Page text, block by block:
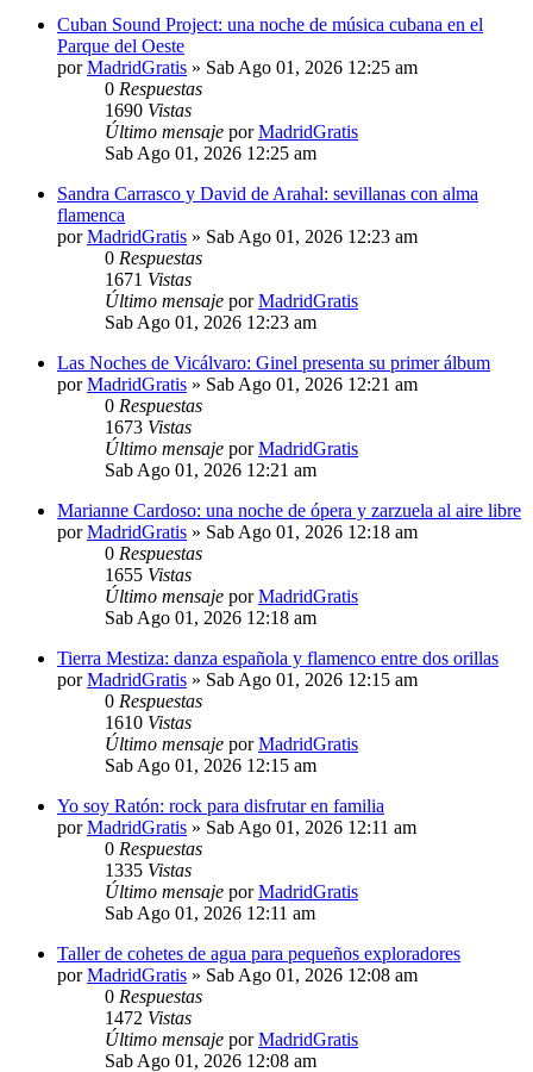
Cuban Sound Project: una noche de música cubana en el
Parque del Oeste
porMadridGratis » Sab Ago 01, 2026 12:25 am
0 Respuestas
1690 Vistas
Último mensaje porMadridGratis
Sab Ago 01, 2026 12:25 am
Sandra Carrasco y David de Arahal: sevillanas con alma
flamenca
porMadridGratis » Sab Ago 01, 2026 12:23 am
0 Respuestas
1671 Vistas
Último mensaje porMadridGratis
Sab Ago 01, 2026 12:23 am
Las Noches de Vicálvaro: Ginel presenta su primer álbum
porMadridGratis » Sab Ago 01, 2026 12:21 am
0 Respuestas
1673 Vistas
Último mensaje porMadridGratis
Sab Ago 01, 2026 12:21 am
Marianne Cardoso: una noche de ópera y zarzuela al aire libre
porMadridGratis » Sab Ago 01, 2026 12:18 am
0 Respuestas
1655 Vistas
Último mensaje porMadridGratis
Sab Ago 01, 2026 12:18 am
Tierra Mestiza: danza española y flamenco entre dos orillas
porMadridGratis » Sab Ago 01, 2026 12:15 am
0 Respuestas
1610 Vistas
Último mensaje porMadridGratis
Sab Ago 01, 2026 12:15 am
Yo soy Ratón: rock para disfrutar en familia
porMadridGratis » Sab Ago 01, 2026 12:11 am
0 Respuestas
1335 Vistas
Último mensaje porMadridGratis
Sab Ago 01, 2026 12:11 am
Taller de cohetes de agua para pequeños exploradores
porMadridGratis » Sab Ago 01, 2026 12:08 am
0 Respuestas
1472 Vistas
Último mensaje porMadridGratis
Sab Ago 01, 2026 12:08 am